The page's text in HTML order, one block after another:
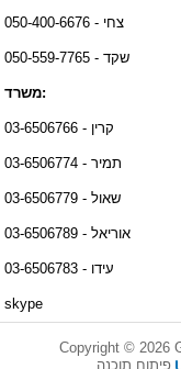
צחי - 050-400-6676
שקד - 050-559-7765
משרד:
קרין - 03-6506766
תמיר - 03-6506774
שאול - 03-6506779
אוריאל - 03-6506789
עידו - 03-6506783
skype
Copyright © 2026
פיתוח תוכנה